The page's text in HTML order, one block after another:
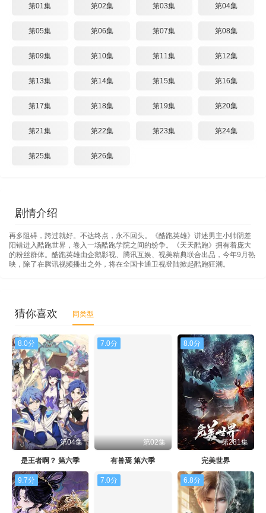
第01集 第02集 第03集 第04集
第05集 第06集 第07集 第08集
第09集 第10集 第11集 第12集
第13集 第14集 第15集 第16集
第17集 第18集 第19集 第20集
第21集 第22集 第23集 第24集
第25集 第26集
剧情介绍
再多阻碍，跨过就好。不达终点，永不回头。《酷跑英雄》讲述男主小帅阴差
阳错进入酷跑世界，卷入一场酷跑学院之间的纷争。《天天酷跑》拥有着庞大
的粉丝群体。酷跑英雄由企鹅影视、腾讯互娱、视美精典联合出品，今年9月热
映，除了在腾讯视频播出之外，将在全国卡通卫视登陆掀起酷跑狂潮。
猜你喜欢 同类型
8.0分
第04集
是王者啊？ 第六季
7.0分
第02集
有兽焉 第六季
8.0分
第281集
完美世界
9.7分 7.0分 6.8分